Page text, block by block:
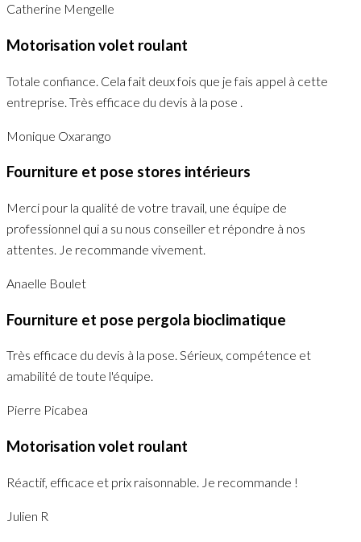
Catherine Mengelle
Motorisation volet roulant
Totale confiance. Cela fait deux fois que je fais appel à cette
entreprise. Très efficace du devis à la pose .
Monique Oxarango
Fourniture et pose stores intérieurs
Merci pour la qualité de votre travail, une équipe de
professionnel qui a su nous conseiller et répondre à nos
attentes. Je recommande vivement.
Anaelle Boulet
Fourniture et pose pergola bioclimatique
Très efficace du devis à la pose. Sérieux, compétence et
amabilité de toute l'équipe.
Pierre Picabea
Motorisation volet roulant
Réactif, efficace et prix raisonnable. Je recommande !
Julien R